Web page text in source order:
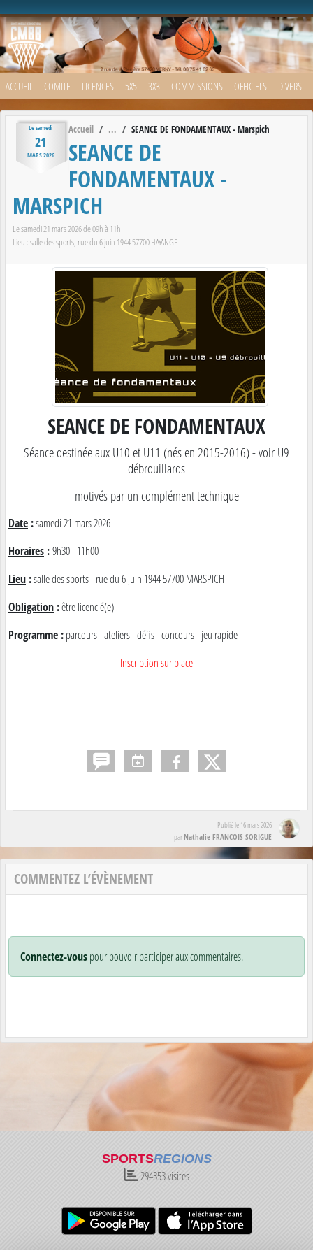
ACCUEIL COMITE LICENCES 5X5 3X3 COMMISSIONS OFFICIELS DIVERS
Lesamedi
21
MARS 2026
Accueil SEANCE DE FONDAMENTAUX - Marspich
SEANCE DE
FONDAMENTAUX -
MARSPICH
Lesamedi21 mars2026de 09h à 11h
Lieu :salle des sports, rue du 6 juin 194457700HAYANGE
SEANCE DE FONDAMENTAUX
Séance destinée aux U10 et U11 (nés en 2015-2016) - voir U9
débrouillards
motivés par un complément technique
Date :samedi 21 mars 2026
Horaires :9h30 - 11h00
Lieu :salle des sports - rue du 6 Juin 1944 57700 MARSPICH
Obligation :être licencié(e)
Programme :parcours - ateliers - défis - concours - jeu rapide
Inscription sur place
Publié le 16 mars 2026
parNathalie FRANCOIS SORIGUE
COMMENTEZ L’ÉVÈNEMENT
Connectez-vouspour pouvoir participer aux commentaires.
SPORTSREGIONS
294353visites